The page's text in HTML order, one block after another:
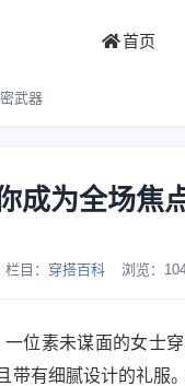
首页
武器
成为全场焦
栏目： 穿搭百科 浏览：
位素未谋面的女士
有细腻设计的礼服